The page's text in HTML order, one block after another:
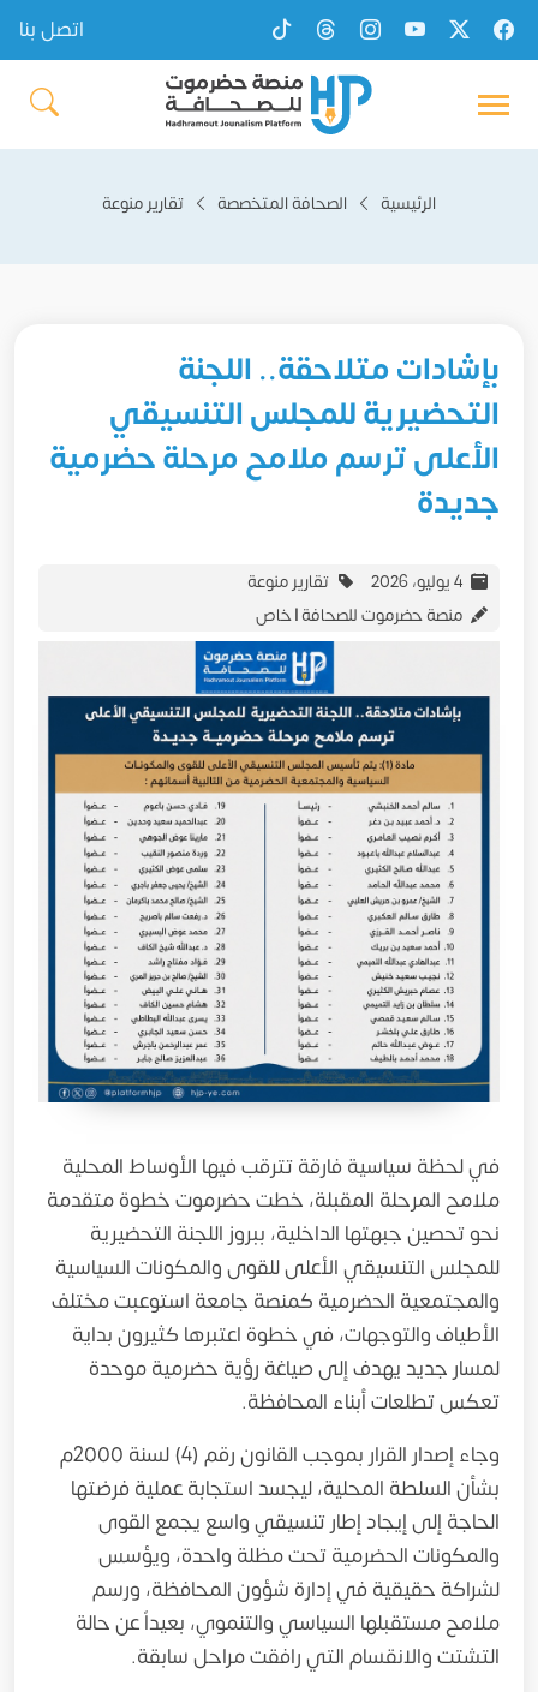
اتصل بنا
الرئيسية الصحافة المتخصصة تقارير منوعة
بإشادات متلاحقة.. اللجنة
التحضيرية للمجلس التنسيقي
الأعلى ترسم ملامح مرحلة حضرمية
جديدة
4 يوليو، 2026
تقارير منوعة
منصة حضرموت للصحافة | خاص
في لحظة سياسية فارقة تترقب فيها الأوساط المحلية
ملامح المرحلة المقبلة، خطت حضرموت خطوة متقدمة
نحو تحصين جبهتها الداخلية، ببروز اللجنة التحضيرية
للمجلس التنسيقي الأعلى للقوى والمكونات السياسية
والمجتمعية الحضرمية كمنصة جامعة استوعبت مختلف
الأطياف والتوجهات، في خطوة اعتبرها كثيرون بداية
لمسار جديد يهدف إلى صياغة رؤية حضرمية موحدة
تعكس تطلعات أبناء المحافظة.
وجاء إصدار القرار بموجب القانون رقم (4) لسنة 2000م
بشأن السلطة المحلية، ليجسد استجابة عملية فرضتها
الحاجة إلى إيجاد إطار تنسيقي واسع يجمع القوى
والمكونات الحضرمية تحت مظلة واحدة، ويؤسس
لشراكة حقيقية في إدارة شؤون المحافظة، ورسم
ملامح مستقبلها السياسي والتنموي، بعيداً عن حالة
التشتت والانقسام التي رافقت مراحل سابقة.